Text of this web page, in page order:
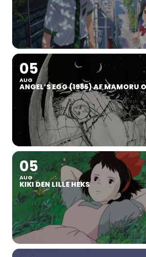
05
AUG
ANGEL’S EGG (1985) AF MAMORU
05
AUG
KIKI DEN LILLE HEKS